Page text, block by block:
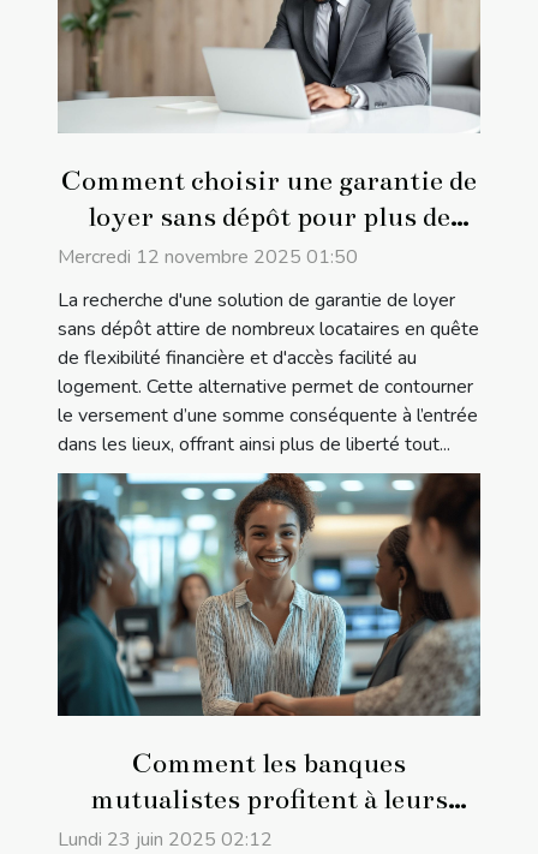
Comment choisir une garantie de
loyer sans dépôt pour plus de
flexibilité?
Mercredi 12 novembre 2025 01:50
La recherche d'une solution de garantie de loyer
sans dépôt attire de nombreux locataires en quête
de flexibilité financière et d'accès facilité au
logement. Cette alternative permet de contourner
le versement d’une somme conséquente à l’entrée
dans les lieux, offrant ainsi plus de liberté tout...
Comment les banques
mutualistes profitent à leurs
clients-sociétaires
Lundi 23 juin 2025 02:12